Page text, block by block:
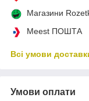
Магазини
Meest ПОШТА
Всі умови
Умови оплати